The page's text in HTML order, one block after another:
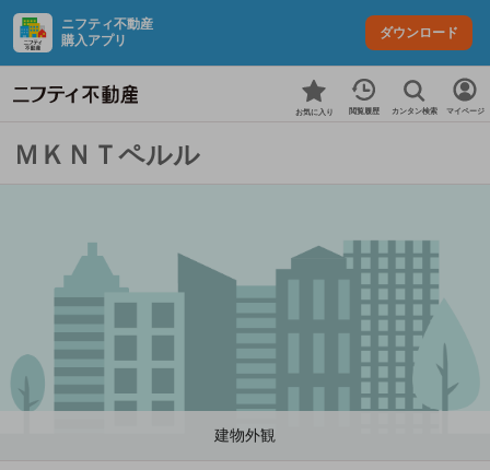
ニフティ不動産
購入アプリ
ダウンロード
お気に入り 閲覧履歴 カンタン検索 マイページ
ＭＫＮＴペルル
建物外観